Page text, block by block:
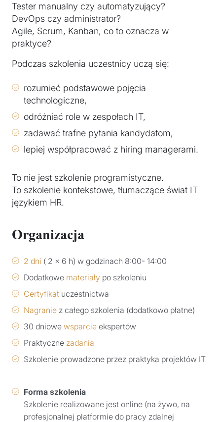
Tester manualny czy automatyzujący?
DevOps czy administrator?
Agile, Scrum, Kanban, co to oznacza w
praktyce?
Podczas szkolenia uczestnicy uczą się:
rozumieć podstawowe pojęcia
technologiczne,
odróżniać role w zespołach IT,
zadawać trafne pytania kandydatom,
lepiej współpracować z hiring managerami.
To nie jest szkolenie programistyczne.
To szkolenie kontekstowe, tłumaczące świat IT
językiem HR.
Organizacja
2 dni ( 2 x 6 h) w godzinach 8:00- 14:00
Dodatkowe materiały po szkoleniu
Certyfikat uczestnictwa
Nagranie z całego szkolenia (dodatkowo płatne)
30 dniowe wsparcie ekspertów
Praktyczne zadania
Szkolenie prowadzone przez praktyka projektów IT
Forma szkolenia
Szkolenie realizowane jest online (na żywo, na
profesjonalnej platformie do pracy zdalnej